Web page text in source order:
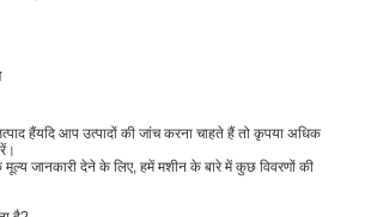
हैंयदि आप उत्पादों की जांच करना चाहते हैं तो कृपया अधिक
जानकारी देने के लिए, हमें मशीन के बारे में कुछ विवरणों की